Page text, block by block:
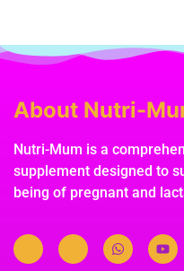
About Nutri-
Nutri-Mum is a
supplement designed to
being of pregnant and